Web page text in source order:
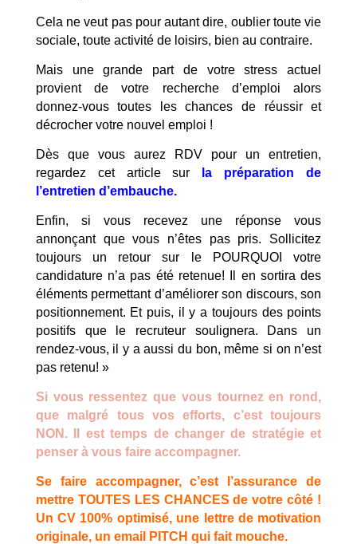
Cela ne veut pas pour autant dire, oublier toute vie
sociale, toute activité de loisirs, bien au contraire.
Mais une grande part de votre stress actuel
provient de votre recherche d’emploi alors
donnez-vous toutes les chances de réussir et
décrocher votre nouvel emploi !
Dès que vous aurez RDV pour un entretien,
regardez cet article sur
la préparation de
l’entretien d’embauche.
Enfin, si vous recevez une réponse vous
annonçant que vous n’êtes pas pris. Sollicitez
toujours un retour sur le POURQUOI votre
candidature n’a pas été retenue! Il en sortira des
éléments permettant d’améliorer son discours, son
positionnement. Et puis, il y a toujours des points
positifs que le recruteur soulignera. Dans un
rendez-vous, il y a aussi du bon, même si on n’est
pas retenu! »
Si vous ressentez que vous tournez en rond,
que malgré tous vos efforts, c’est toujours
NON.
Il est temps de changer de stratégie et
penser à vous faire accompagner.
Se faire accompagner, c’est l’assurance de
mettre TOUTES LES CHANCES de votre côté !
Un CV 100% optimisé, une lettre de motivation
originale, un email PITCH qui fait mouche.